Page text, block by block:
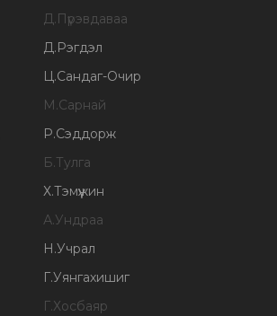
Д.Пүрэвдаваа
Д.Рэгдэл
Ц.Сандаг-Очир
М.Сарнай
Р.Сэддорж
Б.Тулга
Х.Тэмүүжин
А.Ундраа
Н.Учрал
Г.Уянгахишиг
Г.Хосбаяр